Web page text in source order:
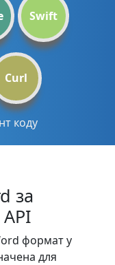
Swift
Curl
коду
за
формат у
для